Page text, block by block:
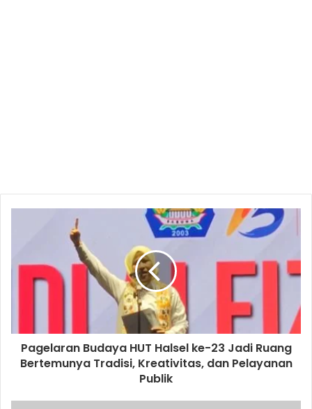
Pagelaran Budaya HUT Halsel ke-23 Jadi Ruang
Bertemunya Tradisi, Kreativitas, dan Pelayanan
Publik